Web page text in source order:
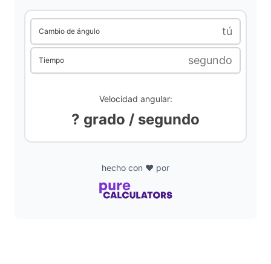
e
o
Cambio de ángulo tú
Tiempo segundo
Velocidad angular:
? grado / segundo
hecho con ❤️ por